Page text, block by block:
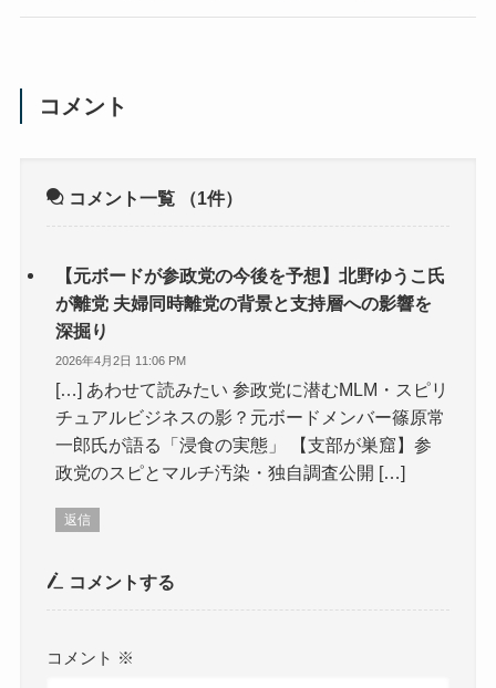
コメント
コメント一覧 （1件）
【元ボードが参政党の今後を予想】北野ゆうこ氏
が離党 夫婦同時離党の背景と支持層への影響を
深掘り
2026年4月2日 11:06 PM
[…] あわせて読みたい 参政党に潜むMLM・スピリ
チュアルビジネスの影？元ボードメンバー篠原常
一郎氏が語る「浸食の実態」 【支部が巣窟】参
政党のスピとマルチ汚染・独自調査公開 […]
返信
コメントする
コメント ※